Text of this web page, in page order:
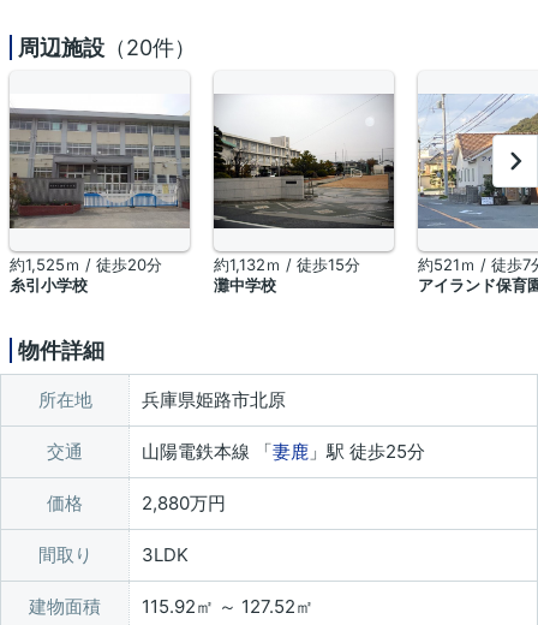
周辺施設 （20件）
約1,525ｍ / 徒歩20分
糸引小学校
約1,132ｍ / 徒歩15分
灘中学校
約521ｍ / 徒歩7
アイランド保育
物件詳細
所在地 兵庫県姫路市北原
交通 山陽電鉄本線 「妻鹿 」駅 徒歩25分
価格 2,880万円
間取り 3LDK
建物面積 115.92㎡ ～ 127.52㎡